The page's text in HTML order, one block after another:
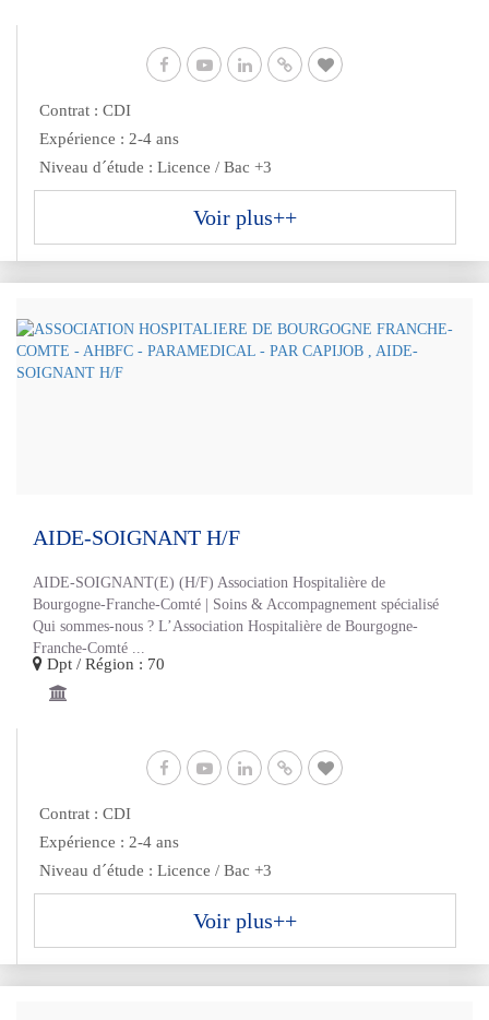
Contrat : CDI
Expérience : 2-4 ans
Niveau d´étude : Licence / Bac +3
Voir plus++
AIDE-SOIGNANT H/F
AIDE-SOIGNANT(E) (H/F) Association Hospitalière de
Bourgogne-Franche-Comté | Soins & Accompagnement spécialisé
Qui sommes-nous ? L’Association Hospitalière de Bourgogne-
Franche-Comté ...
Dpt / Région : 70
Contrat : CDI
Expérience : 2-4 ans
Niveau d´étude : Licence / Bac +3
Voir plus++